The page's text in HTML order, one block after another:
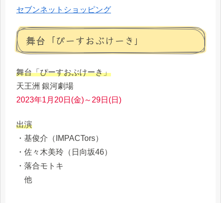
セブンネットショッピング
舞台「ぴーすおぶけーき」
舞台「ぴーすおぶけーき」
天王洲 銀河劇場
2023年1月20日(金)～29日(日)
出演
・基俊介（IMPACTors）
・佐々木美玲（日向坂46）
・落合モトキ
他